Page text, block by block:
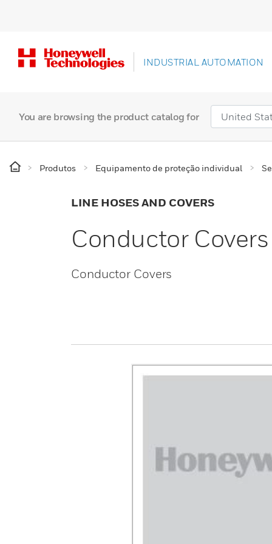
INDUSTRIAL AUTOMATION
You are browsing the product catalog for
Produtos Equipamento de proteção individual
LINE HOSES AND COVERS
Conductor Covers
Conductor Covers